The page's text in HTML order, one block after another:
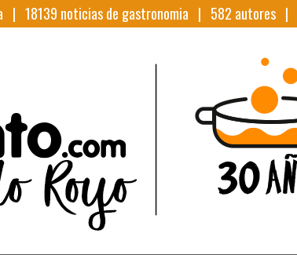
| 18139 noticias de gastronomia | 582 autores |